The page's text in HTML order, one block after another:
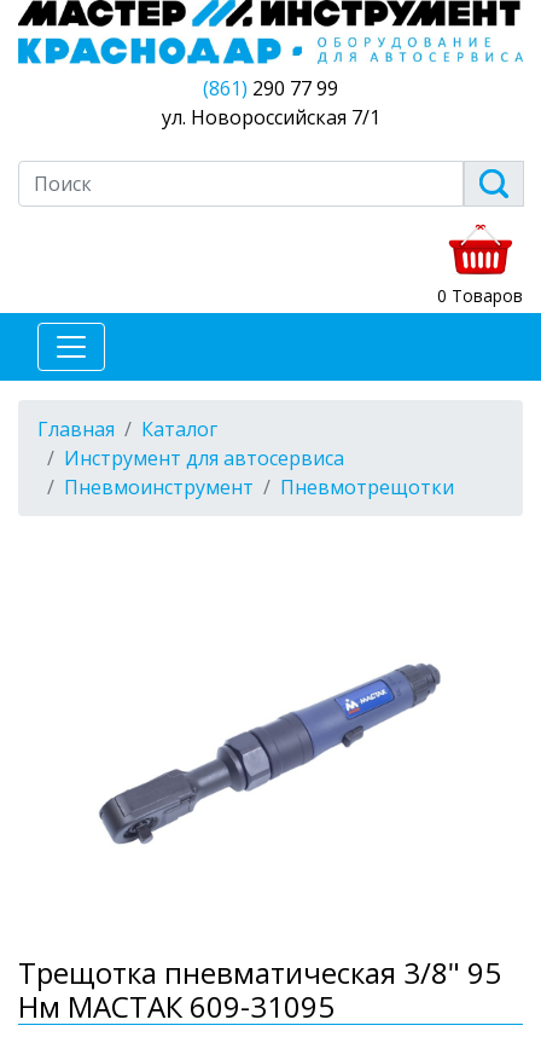
(861) 290 77 99
ул. Новороссийская 7/1
0 Товаров
Главная
Каталог
Инструмент для автосервиса
Пневмоинструмент
Пневмотрещотки
Трещотка пневматическая 3/8" 95
Нм МАСТАК 609-31095